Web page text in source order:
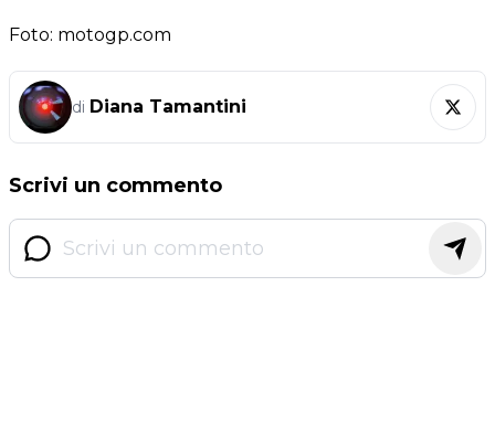
Foto: motogp.com
di Diana Tamantini
Scrivi un commento